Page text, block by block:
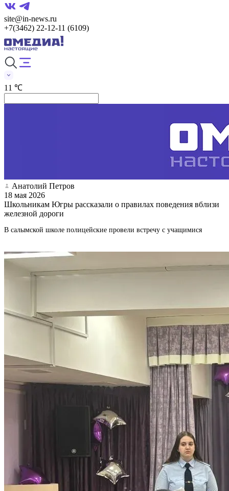
site@in-news.ru
+7(3462) 22-12-11 (6109)
11 ℃
Анатолий Петров
18 мая 2026
Школьникам Югры рассказали о правилах поведения вблизи
железной дороги
В салымской школе полицейские провели встречу с учащимися